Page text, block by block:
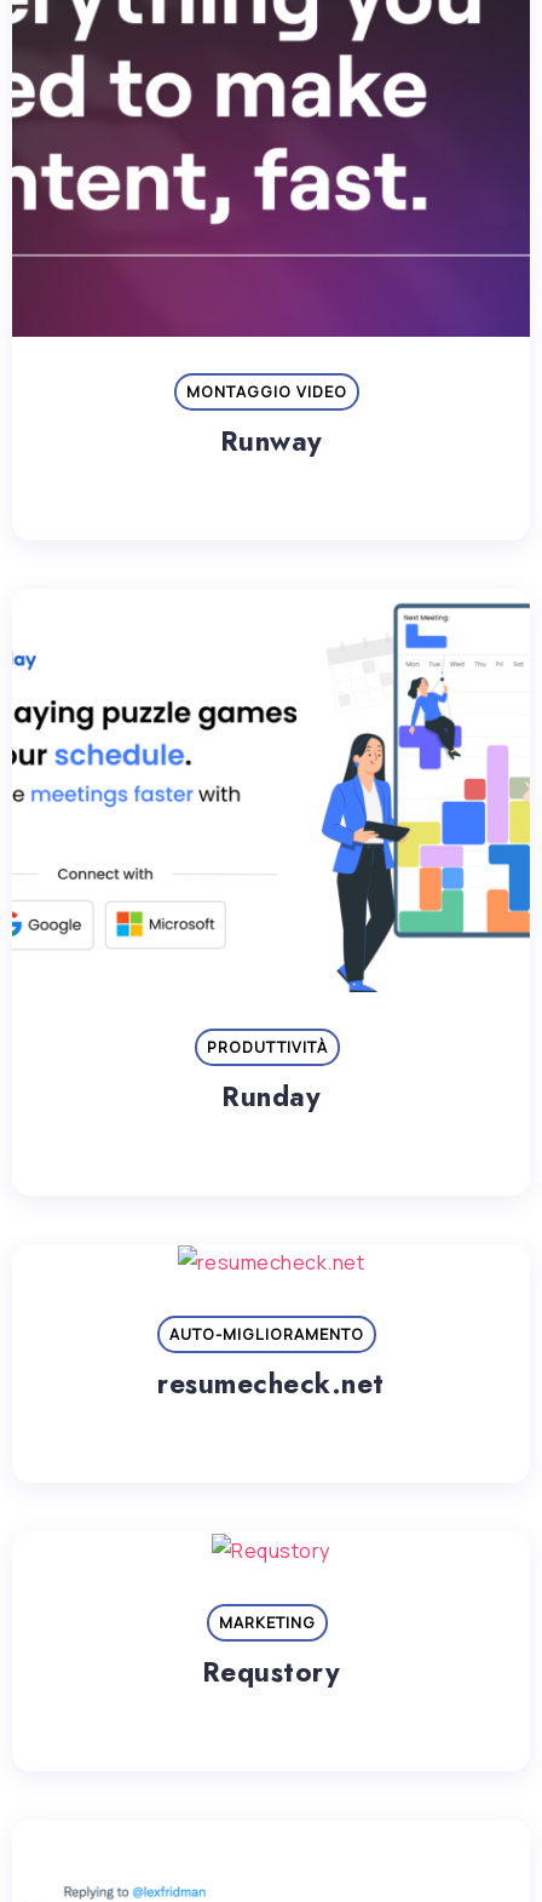
MONTAGGIO VIDEO
Runway
PRODUTTIVITÀ
Runday
AUTO-MIGLIORAMENTO
resumecheck.net
MARKETING
Requstory